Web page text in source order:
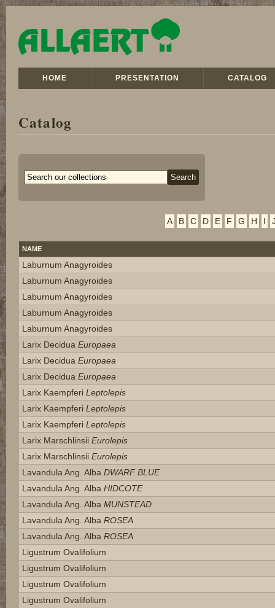
HOME PRESENTATION CATALOG
Catalog
A B C D E F G H I
NAME
Laburnum Anagyroides
Laburnum Anagyroides
Laburnum Anagyroides
Laburnum Anagyroides
Laburnum Anagyroides
Larix Decidua Europaea
Larix Decidua Europaea
Larix Decidua Europaea
Larix Kaempferi Leptolepis
Larix Kaempferi Leptolepis
Larix Kaempferi Leptolepis
Larix Marschlinsii Eurolepis
Larix Marschlinsii Eurolepis
Lavandula Ang. Alba DWARF BLUE
Lavandula Ang. Alba HIDCOTE
Lavandula Ang. Alba MUNSTEAD
Lavandula Ang. Alba ROSEA
Lavandula Ang. Alba ROSEA
Ligustrum Ovalifolium
Ligustrum Ovalifolium
Ligustrum Ovalifolium
Ligustrum Ovalifolium